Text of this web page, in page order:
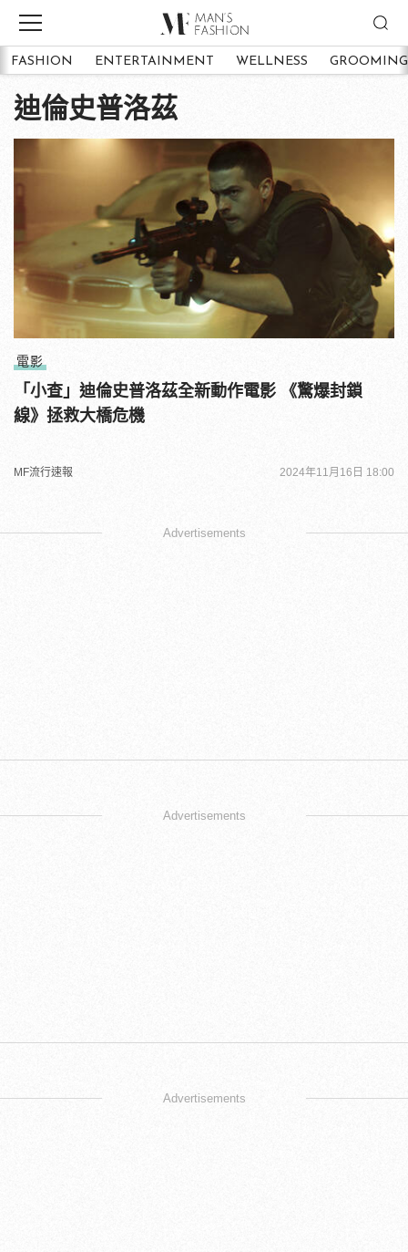
FASHION ENTERTAINMENT WELLNESS GROOMING
迪倫史普洛茲
電影
「小查」迪倫史普洛茲全新動作電影 《驚爆封鎖
線》拯救大橋危機
MF流行速報 2024年11月16日 18:00
Advertisements
Advertisements
Advertisements